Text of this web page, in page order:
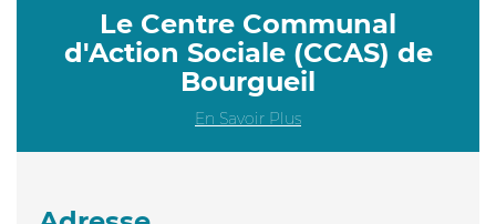
Le Centre Communal
d'Action Sociale (CCAS) de
Bourgueil
En Savoir Plus